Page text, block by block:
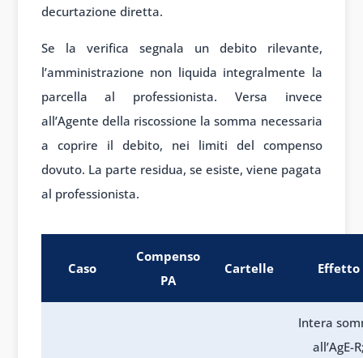
decurtazione diretta.
Se la verifica segnala un debito rilevante,
l’amministrazione non liquida integralmente la
parcella al professionista. Versa invece
all’Agente della riscossione la somma necessaria
a coprire il debito, nei limiti del compenso
dovuto. La parte residua, se esiste, viene pagata
al professionista.
Caso
Compenso
PA
Cartelle Effetto
Intera
all’AgE-